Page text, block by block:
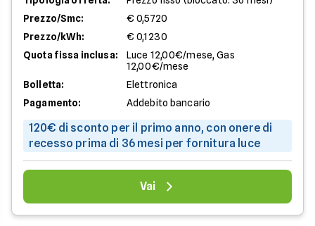
Prezzo/Smc:
€ 0,5720
Prezzo/kWh:
€ 0,1230
Quota fissa inclusa:
Luce 12,00€/mese, Gas
12,00€/mese
Bolletta:
Elettronica
Pagamento:
Addebito bancario
120€ di sconto per il primo anno, con onere di
recesso prima di 36 mesi per fornitura luce
Vai